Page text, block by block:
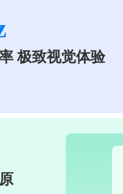
极致视觉体验